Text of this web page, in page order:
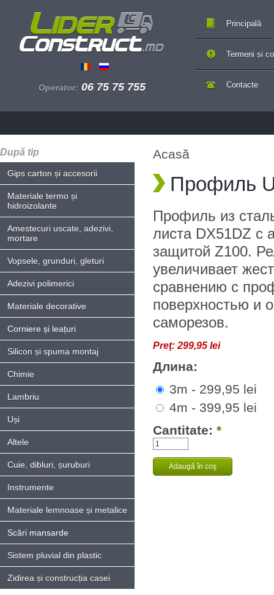
Operator: 06 75 75 755
Principală
Contacte
Termeni si
După tip
Gips carton și accesorii
Materiale termo și
hidroizolante
Amestecuri uscate, adezivi,
mortare
Vopsele, grunduri, gleturi
Adezivi polimerici
Materiale decorative
Corniere și leațuri
Silicon și spuma montaj
Chimie
Lambriu
Uși
Altele
Cuie, dibluri, șuruburi
Instrumente
Materiale lemnoase și metalice
Scări mansarde
Sistem pluvial din plastic
Zidirea și construcția casei
Acasă
Профиль
Профиль из
листа DX51DZ с
защитой Z100.
увеличивает
сравнению с
поверхностью и
саморезов.
Preţ: 299,95 lei
Длина:
3m - 299,95 lei
4m - 399,95 lei
Cantitate: *